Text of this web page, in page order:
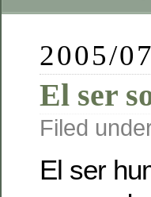
2005/
El ser
Filed
El ser